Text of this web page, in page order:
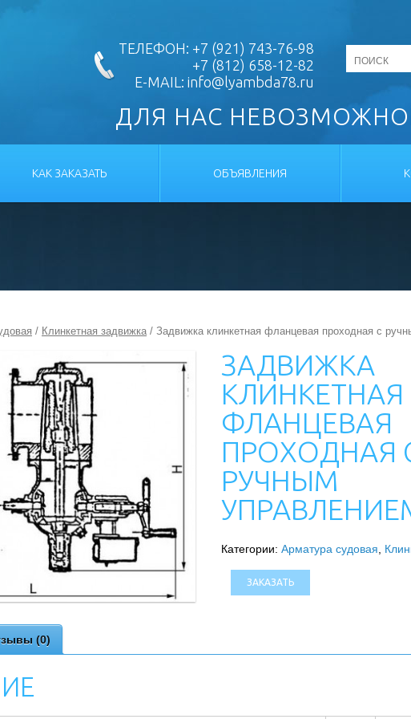
ТЕЛЕФОН: +7 (921) 743-76-98
+7 (812) 658-12-82
E-MAIL: info@lyambda78.ru
ДЛЯ НАС
КАК ЗАКАЗАТЬ ОБЪЯВЛЕНИЯ
/ Клинкетная задвижка / Задвижка клинкетная фланцевая проходная с
ЗАДВИЖКА
КЛИНКЕТНАЯ
ФЛАНЦЕВАЯ
ПРОХОДНАЯ
РУЧНЫМ
Категории: Арматура судовая
ЗАКАЗАТЬ
(0)